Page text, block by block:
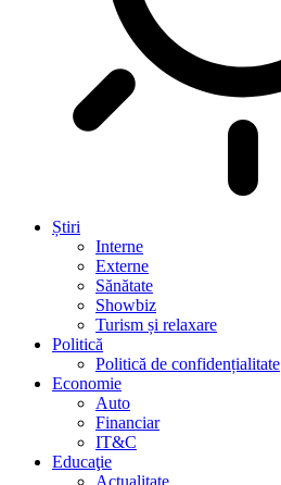
Știri
Interne
Externe
Sănătate
Showbiz
Turism și relaxare
Politică
Politică de confidențialitate
Economie
Auto
Financiar
IT&C
Educaţie
Actualitate